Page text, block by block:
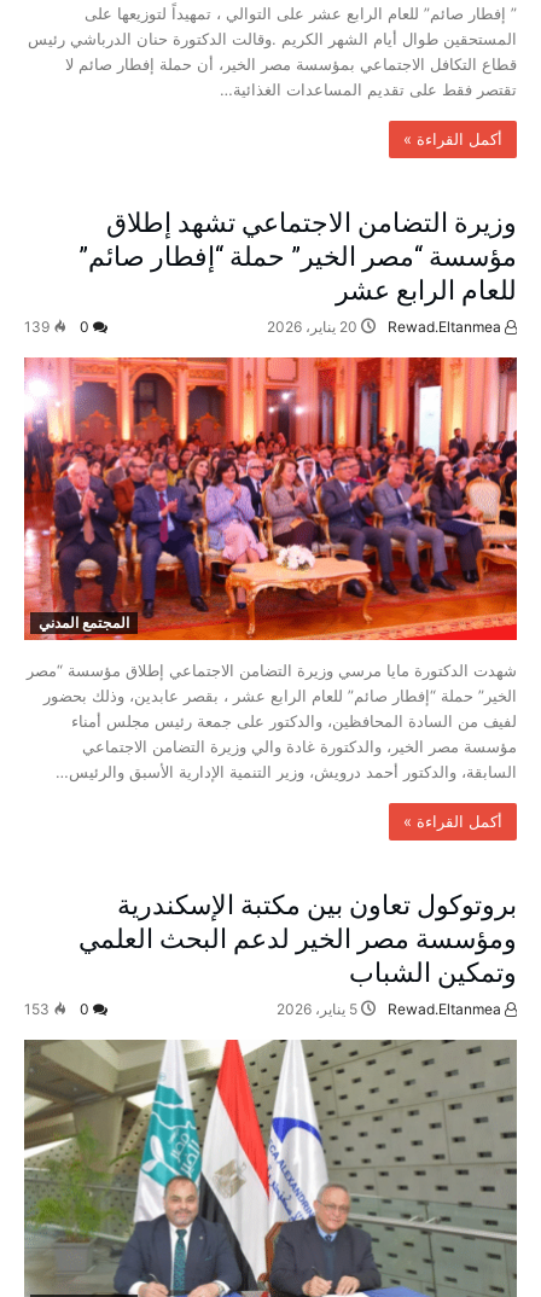
” إفطار صائم” للعام الرابع عشر على التوالي ، تمهيداً لتوزيعها على
المستحقين طوال أيام الشهر الكريم .وقالت الدكتورة حنان الدرباشي رئيس
قطاع التكافل الاجتماعي بمؤسسة مصر الخير، أن حملة إفطار صائم لا
تقتصر فقط على تقديم المساعدات الغذائية…
‫أكمل القراءة »‬
وزيرة التضامن الاجتماعي تشهد إطلاق
مؤسسة “مصر الخير” حملة “إفطار صائم”
للعام الرابع عشر
20 يناير، 2026 139
المجتمع المدني
شهدت الدكتورة مايا مرسي وزيرة التضامن الاجتماعي إطلاق مؤسسة “مصر
الخير” حملة “إفطار صائم” للعام الرابع عشر ، بقصر عابدين، وذلك بحضور
لفيف من السادة المحافظين، والدكتور على جمعة رئيس مجلس أمناء
مؤسسة مصر الخير، والدكتورة غادة والي وزيرة التضامن الاجتماعي
السابقة، والدكتور أحمد درويش، وزير التنمية الإدارية الأسبق والرئيس…
‫أكمل القراءة »‬
بروتوكول تعاون بين مكتبة الإسكندرية
ومؤسسة مصر الخير لدعم البحث العلمي
وتمكين الشباب
5 يناير، 2026 153